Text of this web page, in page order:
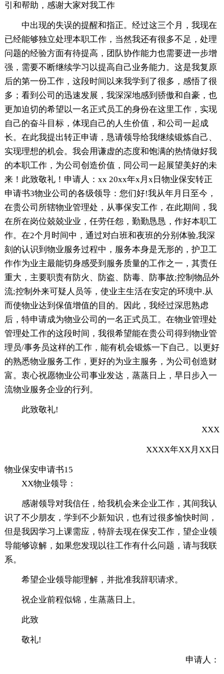
引和帮助，感谢大家对我工作
中出现的失误的提醒和指正。经过这三个月，我现在
已经能够独立处理本职工作，当然我还有很多不足，处理
问题的经验方面有待提高，团队协作能力也需要进一步增
强，需要不断继续学习以提高自己业务能力。这是我复原
后的第一份工作，这段时间以来我学到了很多，感悟了很
多；看到公司的迅速发展，我深深地感到骄傲和自豪，也
更加迫切的希望以一名正式员工的身份在这里工作，实现
自己的奋斗目标，体现自己的人生价值，和公司一起成
长。在此我提出转正申请，恳请领导给我继续锻炼自己、
实现理想的机会。我会用谦虚的态度和饱满的热情做好我
的本职工作，为公司创造价值，同公司一起展望美好的未
来！此致敬礼！申请人：xx 20xx年x月x日物业保安转正
申请书3物业公司的各级领导：您们好!我从年月日至今，
在贵公司所辖物业管理处，从事保安工作，在此期间，我
在所在岗位兢兢业业，任劳任怨，勤勤恳恳，作好本职工
作。在2个月时间中，通过对白班和夜班的分别体验,我深
刻的认识到物业服务过程中，服务本身是无形的，护卫工
作作为业主最能切身感受到服务质量的工作之一，其责任
重大，主要职责有防火、防盗、防毒、防事故;控制物品外
流;控制外来可疑人员等，使业主生活在安定的环境中.从
而使物业达到保值增值的目的。因此，我经过深思熟虑
后，特申请成为物业公司的一名正式员工。在物业管理处
管理处工作的这段时间，我很希望能在贵公司得到物业管
理员/事务员这样的工作，能有机会锻炼一下自己。以更好
的熟悉物业服务工作，更好的为业主服务，为公司创造财
富。衷心祝愿物业公司事业发达，蒸蒸日上，早日步入一
流物业服务企业的行列。
此致敬礼!
XXX
XXXX年XX月XX日
物业保安申请书15
XX物业领导：
感谢领导对我信任，给我机会来企业工作，其间我认
识了不少朋友，学到不少新知识，也有过很多愉快时间，
但是我因学习上课需应，特辞去现在保安工作，望企业领
导能够谅解，如果您发现以往工作有什么问题，请与我联
系。
希望企业领导能理解，并批准我辞职请求。
祝企业前程似锦，生蒸蒸日上。
此致
敬礼!
申请人：